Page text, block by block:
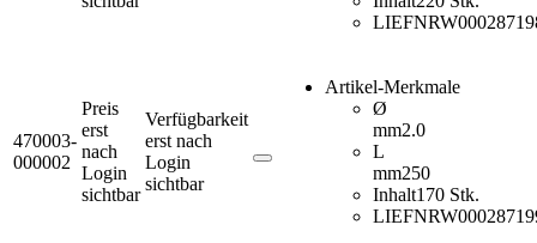
LIEFNR
470003-
000002
Preis
erst
nach
Login
sichtbar
Verfügbarkeit
erst nach
Login
sichtbar
Artikel-Merkmale
Ø
mm2.0
L
mm250
Inhalt170 Stk.
LIEFNR